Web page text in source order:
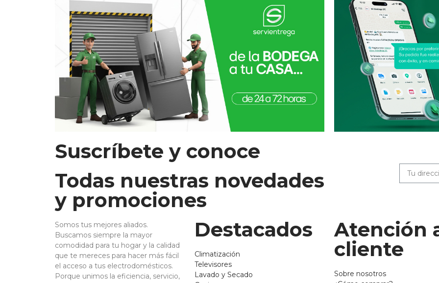
Suscríbete y conoce
Todas nuestras novedades
y promociones
Somos tus mejores aliados.
Buscamos siempre la mayor
comodidad para tu hogar y la calidad
que te mereces para hacer más fácil
el acceso a tus electrodomésticos.
Porque unimos la eficiencia, servicio,
Destacados
Climatización
Televisores
Lavado y Secado
Atención
cliente
Sobre nosotros